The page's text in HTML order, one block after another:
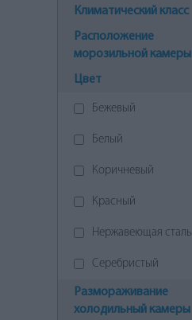
Климатический класс
Расположение
морозильной камеры
Цвет
Бежевый
Белый
Коричневый
Красный
Нержавеющая сталь
Серебристый
Серый
Размораживание
холодильный камеры